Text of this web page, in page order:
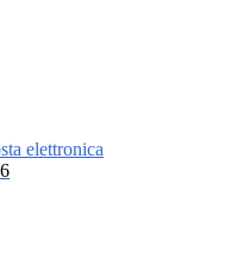
elettronica
6